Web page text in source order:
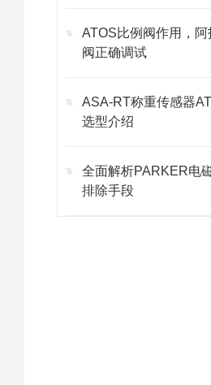
ATOS比例阀作用，阿
阀正确调试
ASA-RT称重传感器
选型介绍
全面解析PARKER电
排除手段